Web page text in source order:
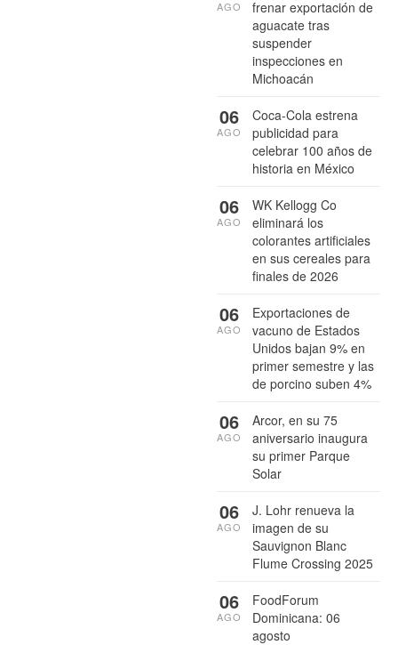
frenar exportación de
aguacate tras
suspender
inspecciones en
Michoacán
AGO
Coca-Cola estrena
publicidad para
celebrar 100 años de
historia en México
06
AGO
WK Kellogg Co
eliminará los
colorantes artificiales
en sus cereales para
finales de 2026
06
AGO
Exportaciones de
vacuno de Estados
Unidos bajan 9% en
primer semestre y las
de porcino suben 4%
06
AGO
Arcor, en su 75
aniversario inaugura
su primer Parque
Solar
06
AGO
J. Lohr renueva la
imagen de su
Sauvignon Blanc
Flume Crossing 2025
06
AGO
FoodForum
Dominicana: 06
agosto
06
AGO